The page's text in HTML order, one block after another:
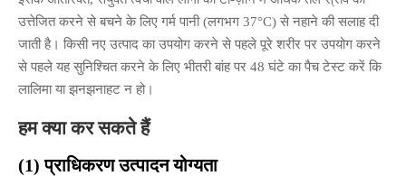
उत्तेजित करने से बचने के लिए गर्म पानी (लगभग 37°C) से नहाने की सलाह दी
जाती है। किसी नए उत्पाद का उपयोग करने से पहले पूरे शरीर पर उपयोग करने
से पहले यह सुनिश्चित करने के लिए भीतरी बांह पर 48 घंटे का पैच टेस्ट करें कि
लालिमा या झनझनाहट न हो।
हम क्या कर सकते हैं
(1) प्राधिकरण उत्पादन योग्यता